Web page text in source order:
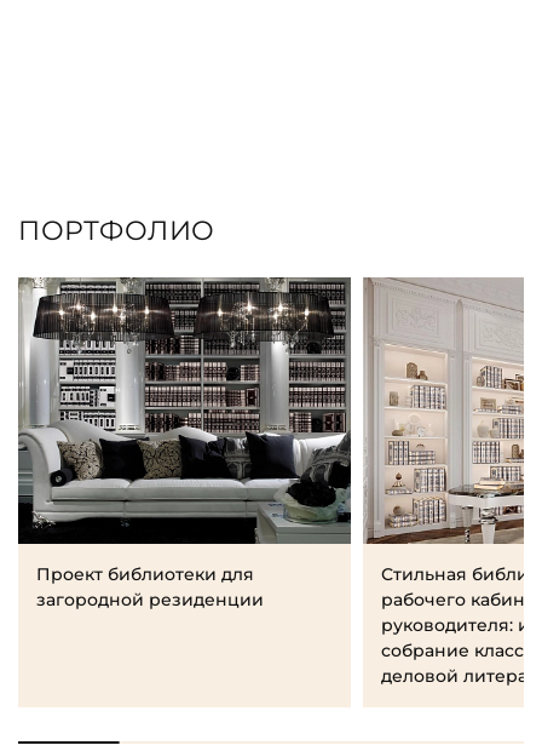
ПОРТФОЛИО
Проект библиотеки для
загородной резиденции
Стильная
рабочего
руководителя:
собрание
деловой